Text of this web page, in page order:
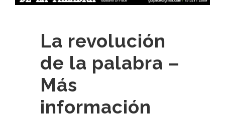
La revolución
de la palabra –
Más
información